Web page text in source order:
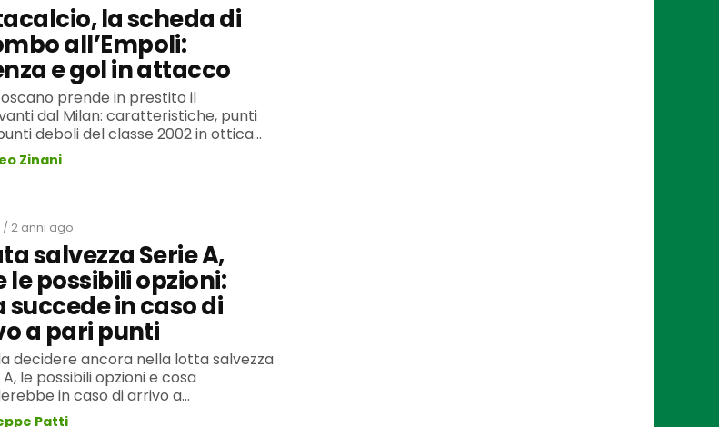
la scheda di
all’Empoli:
e gol in attacco
prende in prestito il
dal Milan: caratteristiche, punti
deboli del classe 2002 in ottica...
Zinani
/ 2 anni ago
salvezza Serie A,
le possibili opzioni:
succede in caso di
a pari punti
decidere ancora nella lotta salvezza
A, le possibili opzioni e cosa
in caso di arrivo a...
Patti